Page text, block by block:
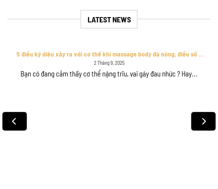
LATEST NEWS
5 điều kỳ diệu xảy ra với cơ thể khi massage body đá nóng, điều số 3
chắc chắn làm bạn bất ngờ
2 Tháng 9, 2025
Bạn có đang cảm thấy cơ thể nặng trĩu, vai gáy đau nhức ? Hay...